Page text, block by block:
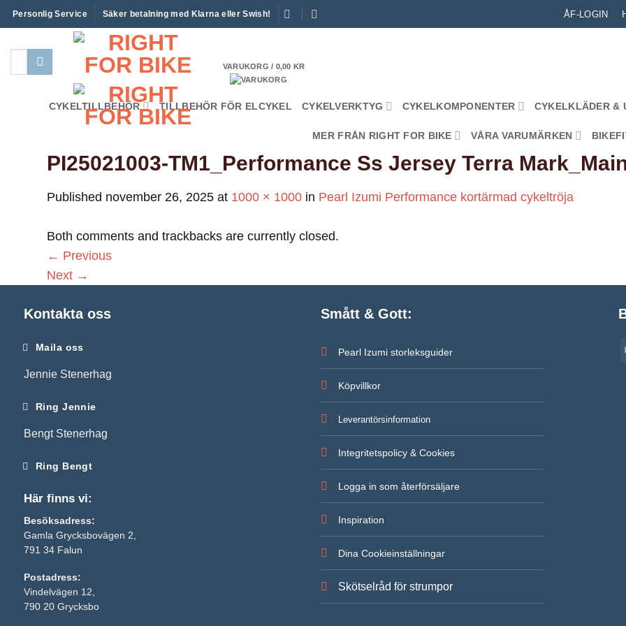
Skip
to
content
Personlig Service Säker betalning med Klarna eller Swish! ÅF-LOGIN
VARUKORG / 0,00 KR
CYKELTILLBEHÖR TILLBEHÖR FÖR ELCYKEL CYKELVERKTYG CYKELKOMPONENTER CYKELKLÄDER &
MER FRÅN RIGHT FOR BIKE VÅRA VARUMÄRKEN
PI25021003-TM1_Performance Ss Jersey Terra
Published november 26, 2025 at 1000 × 1000 in Pearl Izumi Performance kortärmad cykeltröja
Both comments and trackbacks are currently closed.
← Previous
Next →
Kontakta oss
Maila oss
Jennie Stenerhag
Ring Jennie
Bengt Stenerhag
Ring Bengt
Här finns vi:
Besöksadress:
Gamla Grycksbovägen 2,
791 34 Falun
Postadress:
Vindelvägen 12,
790 20 Grycksbo
Smått & Gott:
Pearl Izumi storleksguider
Köpvillkor
Leverantörsinformation
Integritetspolicy & Cookies
Logga in som återförsäljare
Inspiration
Dina Cookieinställningar
Skötselråd för strumpor
Nödvändiga
Dessa kakor
går inte att
välja bort. De